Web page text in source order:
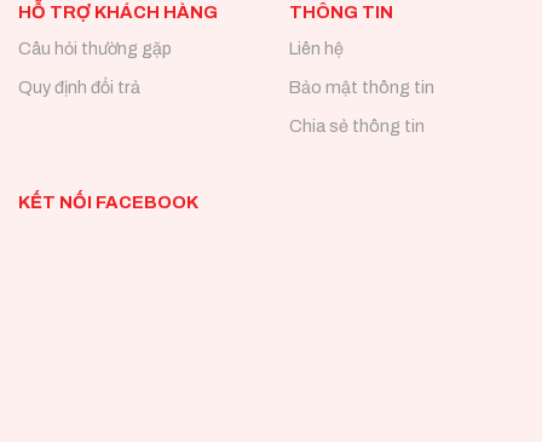
HỖ TRỢ KHÁCH HÀNG
Câu hỏi thường gặp
Quy định đổi trả
THÔNG TIN
Liên hệ
Bảo mật thông tin
Chia sẻ thông tin
KẾT NỐI FACEBOOK